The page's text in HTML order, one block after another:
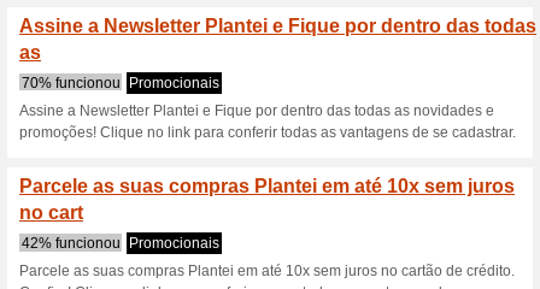
Descontos e
Cupom lojaplantei
100% funcionou Códigos